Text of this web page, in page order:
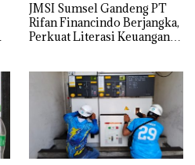
JMSI Sumsel Gandeng PT
Rifan Financindo Berjangka,
Perkuat Literasi Keuangan